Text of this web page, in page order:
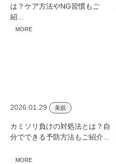
は？ケア方法やNG習慣もご
紹...
MORE
2026.01.29 美肌
カミソリ負けの対処法とは？自
分でできる予防方法もご紹介...
MORE